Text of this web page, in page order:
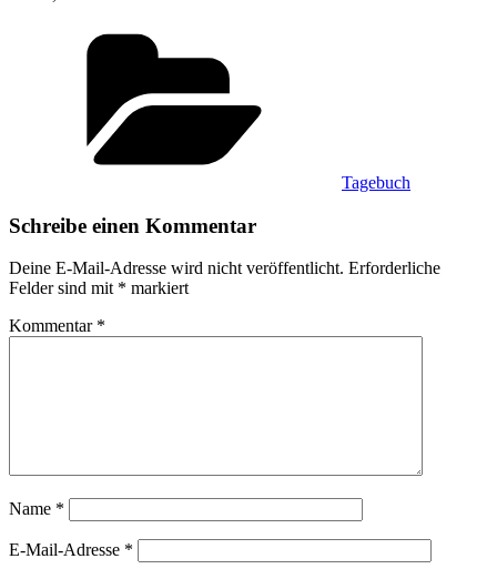
Tagebuch
Schreibe einen Kommentar
Deine E-Mail-Adresse wird nicht veröffentlicht. Erforderliche
Felder sind mit * markiert
Kommentar *
Name *
E-Mail-Adresse *